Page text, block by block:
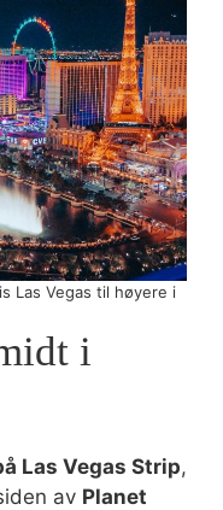
Las Vegas til høyere i
i
Las Vegas Strip,
av Planet